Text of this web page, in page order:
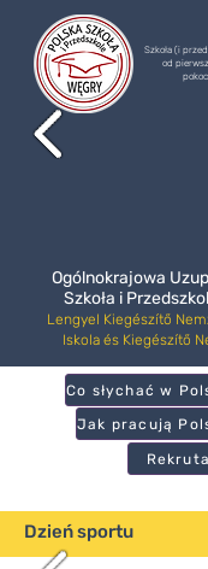
Szkoła (i
od
Ogólnokrajowa
Szkoła i
Lengyel Kiegészítő
Iskola és Kiegészítő
Dzień sportu